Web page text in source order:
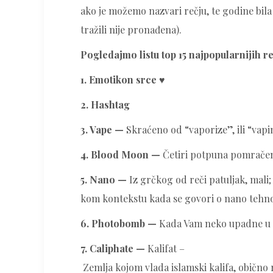
ako je možemo nazvari rečju, te godine
tražili nije pronađena).
Pogledajmo listu top 15 najpopularnijih
1. Emotikon srce ♥
2. Hashtag
3. Vape — Skraćeno od “vaporize”, ili
4. Blood Moon — Četiri potpuna
5. Nano — Iz grčkog od reči patuljak,
kom kontekstu kada se govori o nano
6. Photobomb — Kada Vam neko upadne
7. Caliphate — Kalifat –
Zemlja kojom vlada islamski kalifa,